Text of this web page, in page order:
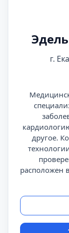
г.
другое.
расположен